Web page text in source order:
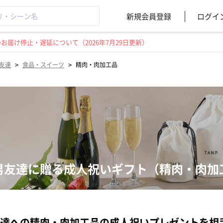
新規会員登録 ログイ
け停止・遅延について（2026年7月29日更新）
達 > 食品・スイーツ > 精肉・肉加工品
友達に贈る成人祝いギフト（精肉・肉